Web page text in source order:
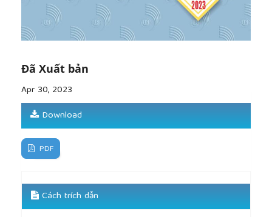
Council for Educational Research, 1996.
[10]
Wu M. L., Adams R. J., Wilson M. R,ConQuest:
Multi-aspect test software. Camberwell: Australian
[11]Fernandez, F. B. Action research in the physics
learning or instruction on the learning of thermal
physics.Asia-Pacific Science Education, 3(1), 2017,
1–20.
Đã Xuất bản
Apr 30, 2023
Download
PDF
Cách trích dẫn